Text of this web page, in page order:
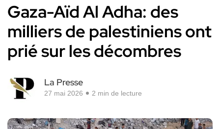
Gaza-Aïd Al Adha: des
milliers de palestiniens ont
prié sur les décombres
La Presse
27 mai 2026 2 min de lecture